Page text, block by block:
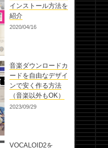
インストール方法を
紹介
2020/04/16
音楽ダウンロードカ
ードを自由なデザイ
ンで安く作る方法
（音楽以外もOK）
2023/09/29
VOCALOID2を